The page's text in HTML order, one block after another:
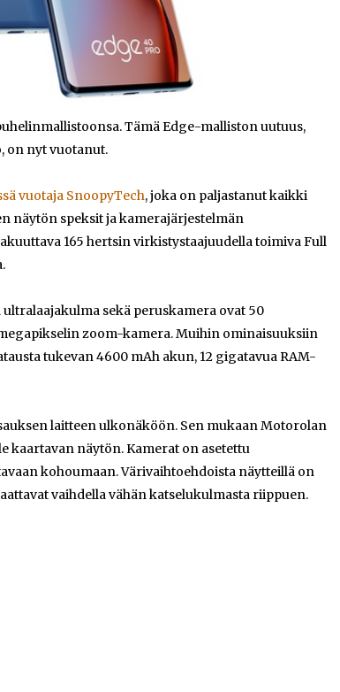
Tämä Edge-malliston uutuus,
on nyt vuotanut.
vuotaja SnoopyTech, joka on paljastanut kaikki
näytön speksit ja kamerajärjestelmän
165 hertsin virkistystaajuudella toimiva Full
sekä peruskamera ovat 50
zoom-kamera. Muihin ominaisuuksiin
tukevan 4600 mAh akun, 12 gigatavua RAM-
laitteen ulkonäköön. Sen mukaan Motorolan
kaartavan näytön. Kamerat on asetettu
kohoumaan. Värivaihtoehdoista näytteillä on
vaihdella vähän katselukulmasta riippuen.